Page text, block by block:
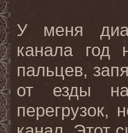
У меня
канала год
пальцев,
от езды
перегрузок,